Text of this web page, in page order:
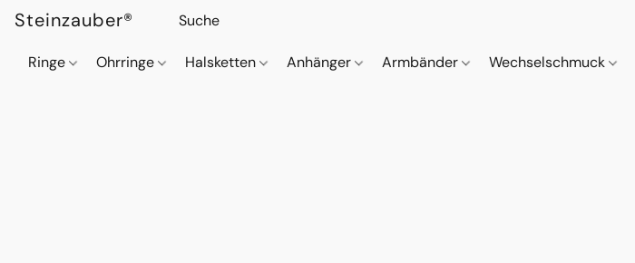
Steinzauber®
Ringe Ohrringe Halsketten Anhänger Armbänder Wechselschmuck